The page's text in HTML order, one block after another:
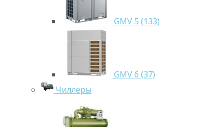
GMV 5 (133)
GMV 6 (37)
Чиллеры